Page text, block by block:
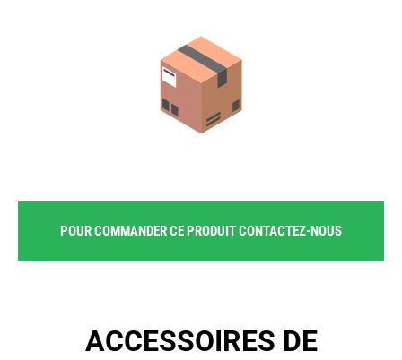
POUR COMMANDER CE PRODUIT CONTACTEZ-NOUS
ACCESSOIRES DE